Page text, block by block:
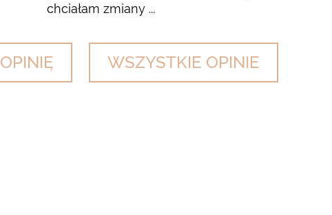
chciałam zmiany ...
WSZYSTKIE OPINIE